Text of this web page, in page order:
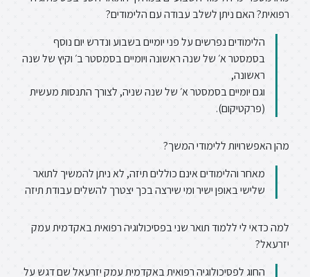
רפואית?האם ניתן לשלב עבודה עם הלימודים?
הלימודים נפרשים על פני יומיים בשבוע ונדרש יום נוסף
בסמסטר א׳ של שנה ראשונה ויומיים בסמסטר ב׳ וקיץ של שנה
ראשונה,
וגם יומיים בסמסטר א׳ של שנה שניה, לצורך התנסות מעשית
(פרקטיקום).
מהן האפשרויות ללימודי המשך?
מאחר והלימודים אינם כוללים תיזה, לא ניתן להמשיך לתואר
שלישי באופן ישיר ומי שירצה בכך יצטרך להשלים עבודת תיזה
למה כדאי לי ללמוד תואר שני בפסיכולוגיה רפואית באקדמית עמק
יזרעאל?
החוג לפסיכולוגיה רפואית באקדמית עמק יזרעאל שם דגש על